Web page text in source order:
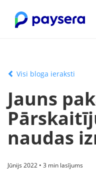
Visi bloga ieraksti
Jauns
naudas
Jūnijs 2022 • 3 min lasījums